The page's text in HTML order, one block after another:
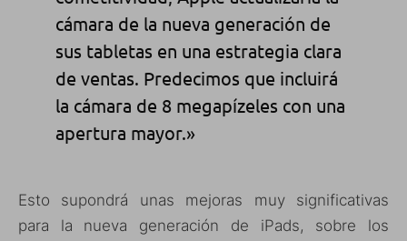
cámara de la nueva generación de
sus tabletas en una estrategia clara
de ventas. Predecimos que incluirá
la cámara de 8 megapízeles con una
apertura mayor.»
Esto supondrá unas mejoras muy significativas
para la nueva generación de iPads, sobre los